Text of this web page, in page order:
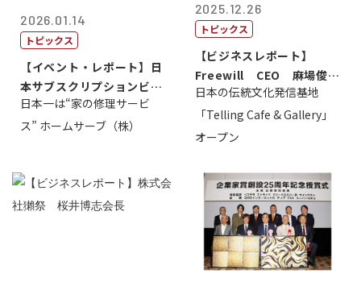
2026.01.14
トピックス
【イベント・レポート】日
本サブスクリプションビジ
ネス大賞20...
日本一は“家の修理サービ
ス” ホームサーブ（株）
2025.12.26
トピックス
【ビジネスレポート】
Freewill CEO 麻場俊行
氏
日本の伝統文化発信基地
「Telling Cafe & Gallery」
オープン